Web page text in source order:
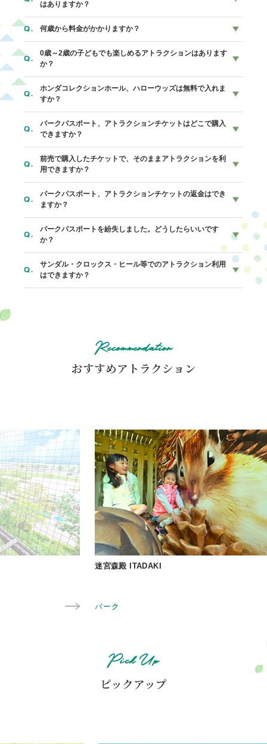
はありますか？
・巨大ネットの森 SUMIKA（屋内）
・迷宮森殿 ITADAKI
・オフロードアドベンチャー DEKOBOKO
・ぶんぶんスクーター
・ワイルドレーサー
・メガジップライン つばさ
※荒天時は運休となる場合があります。詳しくは、 弊社ホー
何歳から料金がかかりますか？
3歳未満のお子さまは無料になります。3歳以上のお子さまか
0歳～2歳の子どもでも楽しめるアトラクションはあります
か？
以下のアトラクションが無料でお楽しみいただけます。ご利
・オフロードアドベンチャー DEKOBOKO（2歳以上、中学
生以上の付き添いが必要）
上、中学生以上の付き添いが必要）
・巨大ネットの森 SUMIKA、空のアスレチック広場
KONOMI（中学生以上の付き添いのもと一部エリアのみ入
場）
・森のファミリーウォーク TEKUTEKU（18歳以上の付き添
いが必要）
ホンダコレクションホール、ハローウッズは無料で入れま
すか？
はい、入場料をお支払いいただければ無料です。（アクティ
パークパスポート、アトラクションチケットはどこで購入
できますか？
以下の場所で販売しております。また各アトラクション入口
・パークチケットオフィス
・ハローウッズインフォメーション
・巨大ネットの森 SUMIKA 入口券売機（アトラクションチ
ケットのみ）
前売で購入したチケットで、そのままアトラクションを利
用できますか？
パークチケットオフィス、ハローウッズインフォメーショ
ートに引き換えてからご利用ください。
パークパスポート、アトラクションチケットの返金はでき
ますか？
ご購入後の返金はしておりません。
パークパスポートを紛失しました。どうしたらいいです
か？
購入時のレシートまたは、前売購入画面をご掲示いただけれ
サンダル・クロックス・ヒール等でのアトラクション利用
はできますか？
の際には、靴下の着用をお願いいたします。
また、靴下はチケットオフィス、ハローウッズインフォメー
Recommendation
おすすめアトラクション
迷宮森殿 ITADAKI
Pick Up
ピックアップ